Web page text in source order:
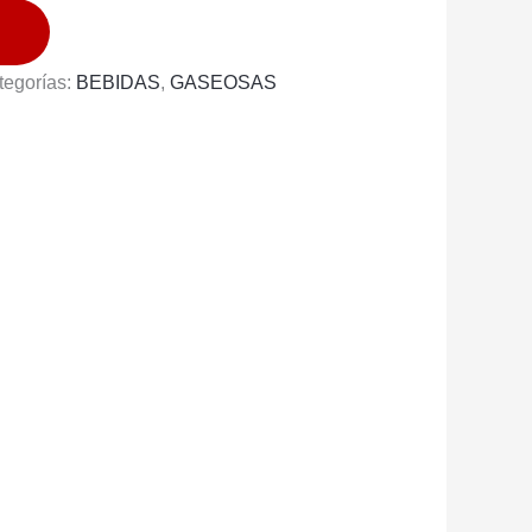
BEBIDAS,GASEOSAS